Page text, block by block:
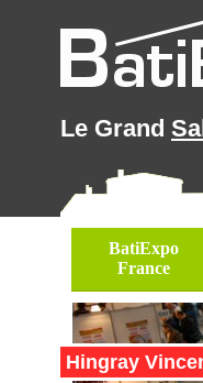
Le Grand
BatiExpo
France
Hingray